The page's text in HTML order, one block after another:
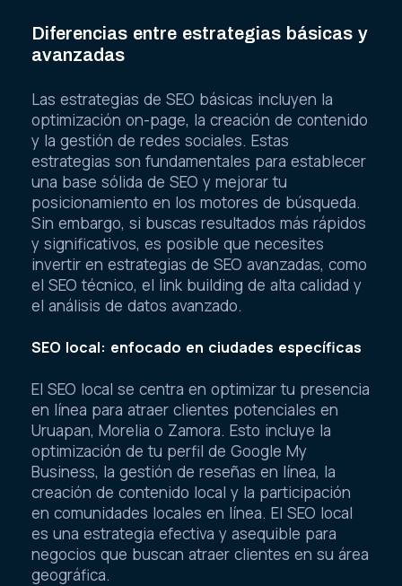
Diferencias entre estrategias básicas y
avanzadas
Las estrategias de SEO básicas incluyen la
optimización on-page, la creación de contenido
y la gestión de redes sociales. Estas
estrategias son fundamentales para establecer
una base sólida de SEO y mejorar tu
posicionamiento en los motores de búsqueda.
Sin embargo, si buscas resultados más rápidos
y significativos, es posible que necesites
invertir en estrategias de SEO avanzadas, como
el SEO técnico, el link building de alta calidad y
el análisis de datos avanzado.
SEO local: enfocado en ciudades específicas
El SEO local se centra en optimizar tu presencia
en línea para atraer clientes potenciales en
Uruapan, Morelia o Zamora. Esto incluye la
optimización de tu perfil de Google My
Business, la gestión de reseñas en línea, la
creación de contenido local y la participación
en comunidades locales en línea. El SEO local
es una estrategia efectiva y asequible para
negocios que buscan atraer clientes en su área
geográfica.